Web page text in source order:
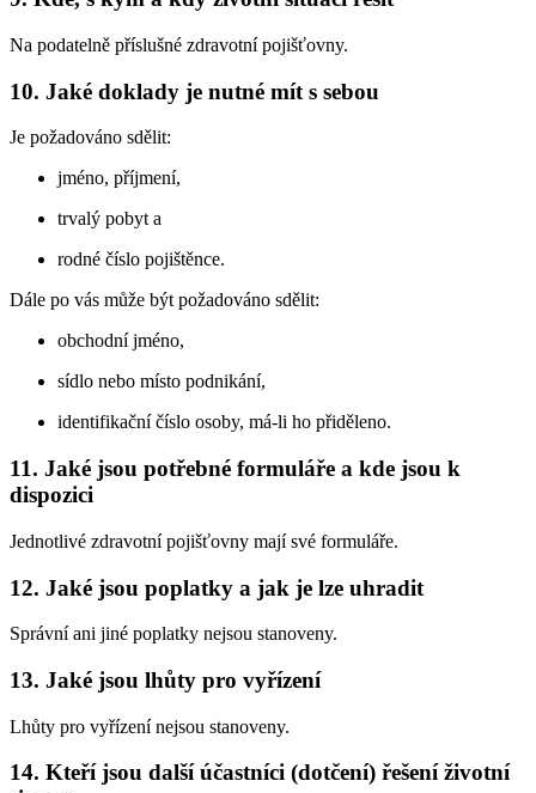
Na podatelně příslušné zdravotní pojišťovny.
10. Jaké doklady je nutné mít s sebou
Je požadováno sdělit:
jméno, příjmení,
trvalý pobyt a
rodné číslo pojištěnce.
Dále po vás může být požadováno sdělit:
obchodní jméno,
sídlo nebo místo podnikání,
identifikační číslo osoby, má-li ho přiděleno.
11. Jaké jsou potřebné formuláře a kde jsou k
dispozici
Jednotlivé zdravotní pojišťovny mají své formuláře.
12. Jaké jsou poplatky a jak je lze uhradit
Správní ani jiné poplatky nejsou stanoveny.
13. Jaké jsou lhůty pro vyřízení
Lhůty pro vyřízení nejsou stanoveny.
14. Kteří jsou další účastníci (dotčení) řešení životní